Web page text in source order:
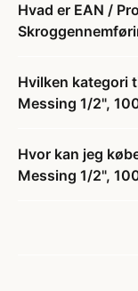
Hvad er EAN /
Hvilken kategori
Messing 1/2",
Hvor kan jeg
Messing 1/2",